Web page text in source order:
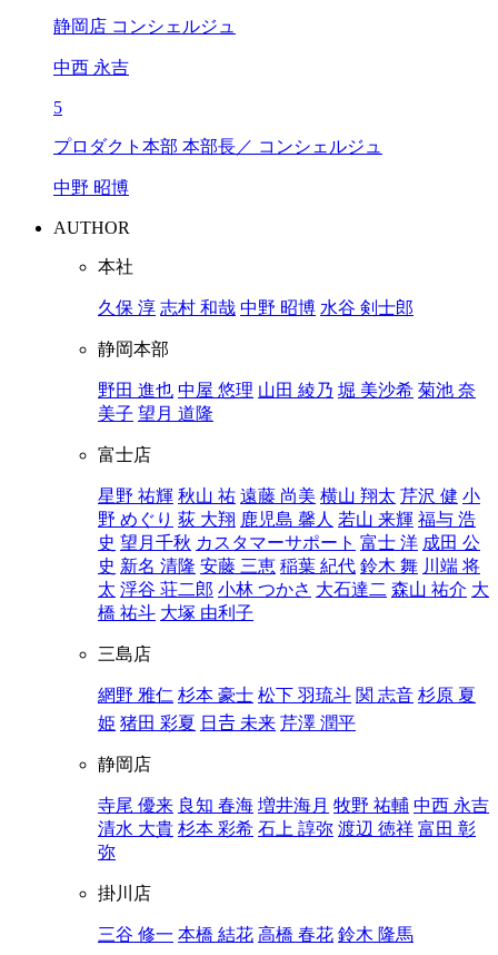
静岡店 コンシェルジュ
中西 永吉
5
プロダクト本部 本部長／ コンシェルジュ
中野 昭博
AUTHOR
本社
久保 淳 志村 和哉 中野 昭博 水谷 剣士郎
静岡本部
野田 進也 中屋 悠理 山田 綾乃 堀 美沙希 菊池 奈
美子 望月 道隆
富士店
星野 祐輝 秋山 祐 遠藤 尚美 横山 翔太 芹沢 健 小
野 めぐり 荻 大翔 鹿児島 馨人 若山 来輝 福与 浩
史 望月千秋 カスタマーサポート 富士 洋 成田 公
史 新名 清隆 安藤 三恵 稲葉 紀代 鈴木 舞 川端 将
太 浮谷 荘二郎 小林 つかさ 大石達二 森山 祐介 大
橋 祐斗 大塚 由利子
三島店
網野 雅仁 杉本 豪士 松下 羽琉斗 関 志音 杉原 夏
姫 猪田 彩夏 日𠮷 未来 芹澤 潤平
静岡店
寺尾 優来 良知 春海 増井海月 牧野 祐輔 中西 永吉
清水 大貴 杉本 彩希 石上 諄弥 渡辺 徳祥 富田 彰
弥
掛川店
三谷 修一 本橋 結花 高橋 春花 鈴木 隆馬